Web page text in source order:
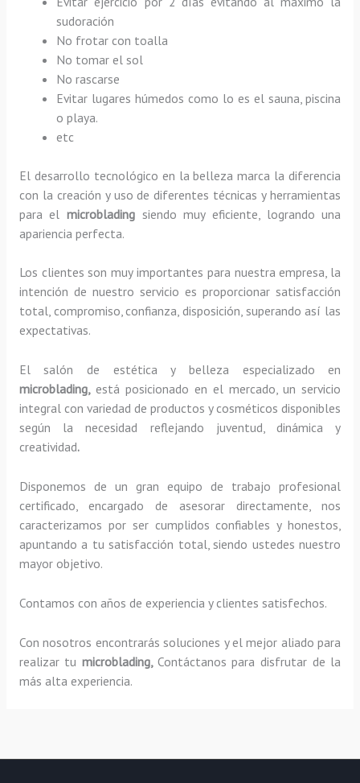
sudoración
No frotar con toalla
No tomar el sol
No rascarse
Evitar lugares húmedos como lo es el sauna, piscina
o playa.
etc
El desarrollo tecnológico en la belleza marca la diferencia
con la creación y uso de diferentes técnicas y herramientas
para elmicroblading siendo muy eficiente, logrando una
apariencia perfecta.
Los clientes son muy importantes para nuestra empresa, la
intención de nuestro servicio es proporcionar satisfacción
total, compromiso, confianza, disposición, superando así las
expectativas.
El salón de estética y belleza especializado en
microblading,está posicionado en el mercado, un servicio
integral con variedad de productos y cosméticos disponibles
según la necesidad reflejando juventud, dinámica y
creatividad.
Disponemos de un gran equipo de trabajo profesional
certificado, encargado de asesorar directamente, nos
caracterizamos por ser cumplidos confiables y honestos,
apuntando a tu satisfacción total, siendo ustedes nuestro
mayor objetivo.
Contamos con años de experiencia y clientes satisfechos.
Con nosotros encontrarás soluciones y el mejor aliado para
realizar tumicroblading, Contáctanos para disfrutar de la
más alta experiencia.